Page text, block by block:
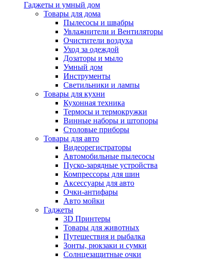
Гаджеты и умный дом
Товары для дома
Пылесосы и швабры
Увлажнители и Вентиляторы
Очистители воздуха
Уход за одеждой
Дозаторы и мыло
Умный дом
Инструменты
Светильники и лампы
Товары для кухни
Кухонная техника
Термосы и термокружки
Винные наборы и штопоры
Столовые приборы
Товары для авто
Видеорегистраторы
Автомобильные пылесосы
Пуско-зарядные устройства
Компрессоры для шин
Аксессуары для авто
Очки-антифары
Авто мойки
Гаджеты
3D Принтеры
Товары для животных
Путешествия и рыбалка
Зонты, рюкзаки и сумки
Солнцезащитные очки